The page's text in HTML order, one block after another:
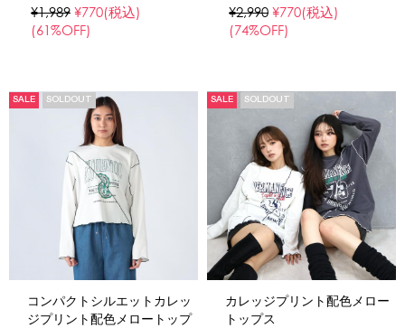
¥1,989 ¥770(税込)
(61%OFF)
¥2,990 ¥770(税込)
(74%OFF)
SALE SOLDOUT
コンパクトシルエットカレッ
ジプリント配色メロートップ
SALE SOLDOUT
カレッジプリント配色メロー
トップス